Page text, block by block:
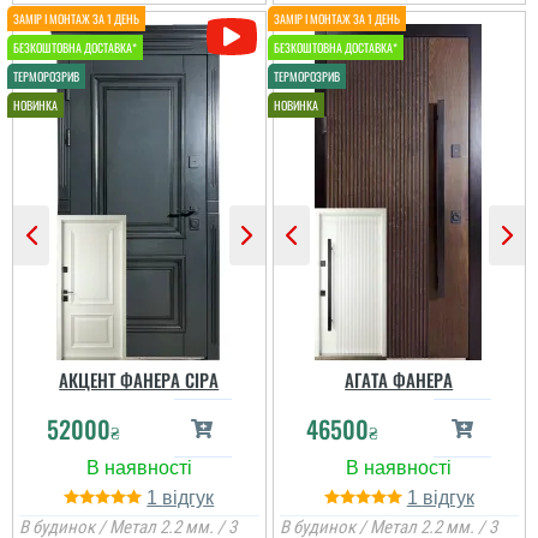
Потрібно було двері в
кладову, щоб недорого і
закрити проєм, вийшло
навіть краще, ніж
очікував.
АКЦЕНТ ФАНЕРА СІРА
52000₴
1
В будинок / Метал 2.2 мм. / 3
АГАТА ФАНЕРА
46500₴
1
В будинок / Метал 2.2 мм. / 3